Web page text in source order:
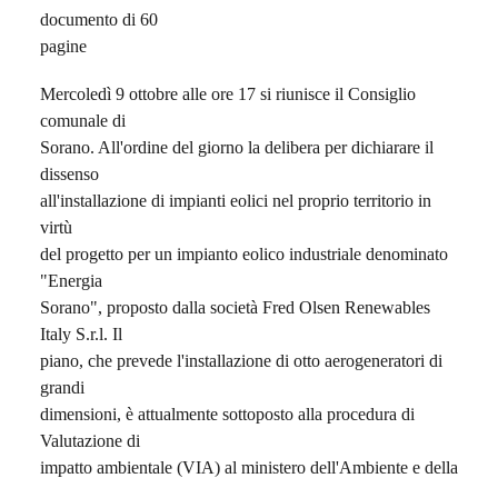
documento di 60
pagine
Mercoledì 9 ottobre alle ore 17 si riunisce il Consiglio
comunale di
Sorano. All'ordine del giorno la delibera per dichiarare il
dissenso
all'installazione di impianti eolici nel proprio territorio in
virtù
del progetto per un impianto eolico industriale denominato
"Energia
Sorano", proposto dalla società Fred Olsen Renewables
Italy S.r.l. Il
piano, che prevede l'installazione di otto aerogeneratori di
grandi
dimensioni, è attualmente sottoposto alla procedura di
Valutazione di
impatto ambientale (VIA) al ministero dell'Ambiente e della